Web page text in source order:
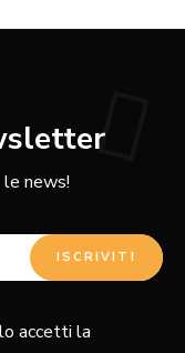
news!
accetti la